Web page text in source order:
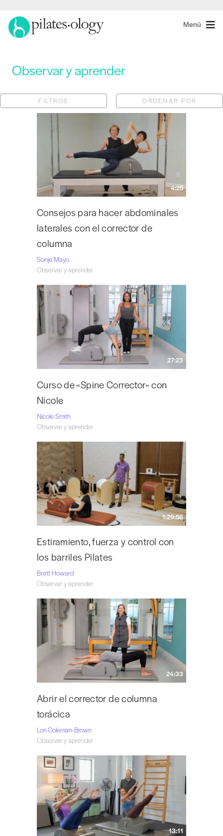
Menú
Observar y aprender
FILTROS ORDENAR POR
4:25
Consejos para hacer abdominales
laterales con el corrector de
columna
Sonje Mayo
Observar y aprender
27:23
Curso de «Spine Corrector» con
Nicole
Nicole Smith
Observar y aprender
1:29:56
Estiramiento, fuerza y control con
los barriles Pilates
Brett Howard
Observar y aprender
24:33
Abrir el corrector de columna
torácica
Lori Coleman-Brown
Observar y aprender
13:11